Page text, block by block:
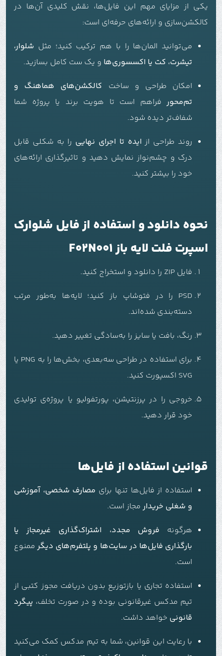
یکی از مزایای مهم این فایل‌ها، نقش کلیدی آن‌ها در
کالکشن‌سازی و ارائه‌های حرفه‌ای است:
می‌توانید المان‌ها را با هم ترکیب کنید؛ مثل شلوار،
تیشرت، کت یا اکسسوری‌ها و یک ست کامل بسازید.
امکان طراحی و ساخت کالکشن‌های هماهنگ و
تم‌محور فراهم است تا هویت برند یا پروژه شما
شفاف‌تر دیده شود.
روند طراحی از ایده تا اجرای نهایی را به شکلی قابل
درک و چشم‌نواز نمایش دهید و تاثیرگذاری ارائه‌های
خود را بیشتر کنید.
نحوه دانلود و استفاده از فایل شلوارک
اسپرت فلت لایه باز F02N001
فایل ZIP را دانلود و استخراج کنید.
PSD را در فتوشاپ باز کنید؛ لایه‌ها به‌طور مرتب
دسته‌بندی شده‌اند.
رنگ، بافت یا سایز را به‌سادگی تغییر دهید.
برای استفاده در طراحی سه‌بعدی، بخش‌ها را به PNG یا
SVG اکسپورت کنید.
خروجی را در پرزنتیشن، پورتفولیو یا پروژه‌ی تولیدی
خود قرار دهید.
قوانین استفاده از فایل‌ها
استفاده از فایل‌ها تنها برای مصارف شخصی، آموزشی
و شغلی خریدارمجاز است.
هرگونه فروش مجدد، اشتراک‌گذاری غیرمجاز یا
بارگذاری فایل‌ها در سایت‌ها و پلتفرم‌های دیگرممنوع
است.
استفاده تجاری یا بازتوزیع بدون دریافت مجوز کتبی از
تیم مدکس غیرقانونی بوده و در صورت تخلف، پیگرد
قانونی خواهد داشت.
با رعایت این قوانین، شما به تیم مدکس کمک می‌کنید